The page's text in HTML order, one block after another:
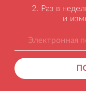
Раз в
и